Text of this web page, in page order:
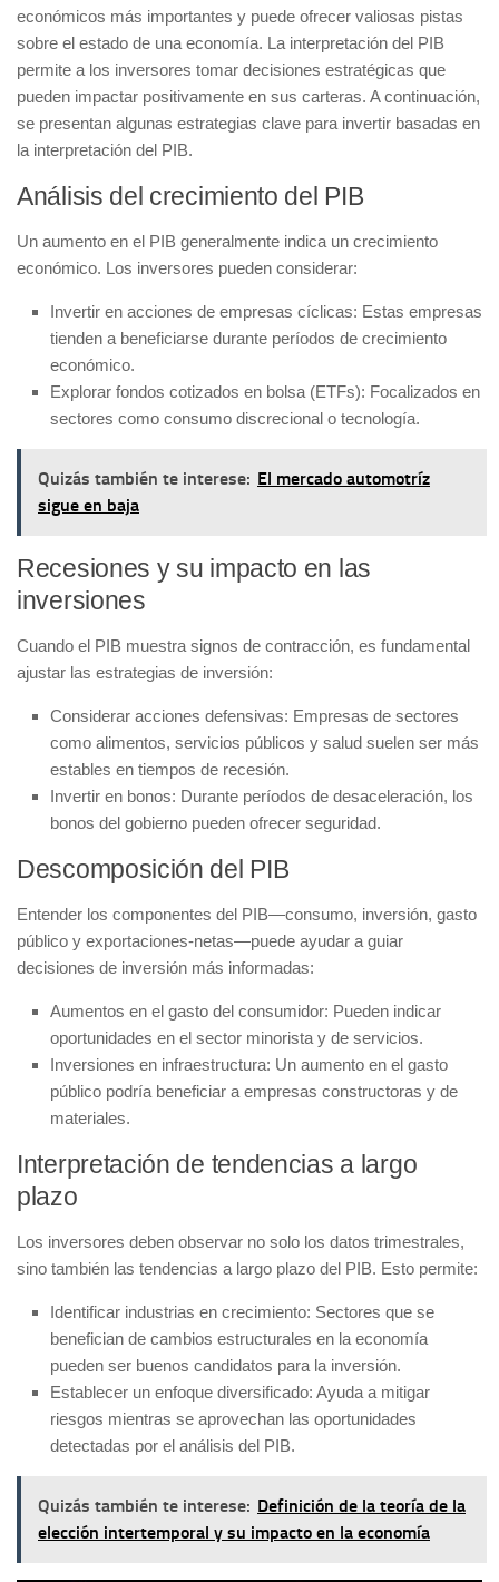
económicos más importantes y puede ofrecer valiosas pistas
sobre el estado de una economía. La interpretación del PIB
permite a los inversores tomar decisiones estratégicas que
pueden impactar positivamente en sus carteras. A continuación,
se presentan algunas estrategias clave para invertir basadas en
la interpretación del PIB.
Análisis del crecimiento del PIB
Un aumento en el PIB generalmente indica un crecimiento
económico. Los inversores pueden considerar:
Invertir en acciones de empresas cíclicas: Estas empresas
tienden a beneficiarse durante períodos de crecimiento
económico.
Explorar fondos cotizados en bolsa (ETFs): Focalizados en
sectores como consumo discrecional o tecnología.
Quizás también te interese: El mercado automotríz
sigue en baja
Recesiones y su impacto en las
inversiones
Cuando el PIB muestra signos de contracción, es fundamental
ajustar las estrategias de inversión:
Considerar acciones defensivas: Empresas de sectores
como alimentos, servicios públicos y salud suelen ser más
estables en tiempos de recesión.
Invertir en bonos: Durante períodos de desaceleración, los
bonos del gobierno pueden ofrecer seguridad.
Descomposición del PIB
Entender los componentes del PIB—consumo, inversión, gasto
público y exportaciones-netas—puede ayudar a guiar
decisiones de inversión más informadas:
Aumentos en el gasto del consumidor: Pueden indicar
oportunidades en el sector minorista y de servicios.
Inversiones en infraestructura: Un aumento en el gasto
público podría beneficiar a empresas constructoras y de
materiales.
Interpretación de tendencias a largo
plazo
Los inversores deben observar no solo los datos trimestrales,
sino también las tendencias a largo plazo del PIB. Esto permite:
Identificar industrias en crecimiento: Sectores que se
benefician de cambios estructurales en la economía
pueden ser buenos candidatos para la inversión.
Establecer un enfoque diversificado: Ayuda a mitigar
riesgos mientras se aprovechan las oportunidades
detectadas por el análisis del PIB.
Quizás también te interese: Definición de la teoría de la
elección intertemporal y su impacto en la economía